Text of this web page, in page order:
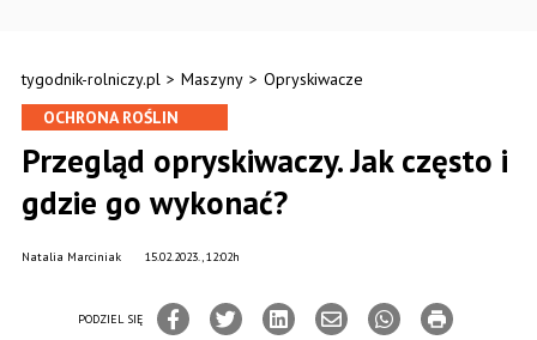
tygodnik-rolniczy.pl > Maszyny > Opryskiwacze
OCHRONA ROŚLIN
Przegląd opryskiwaczy. Jak często i
gdzie go wykonać?
15.02.2023., 12:02h
Natalia Marciniak
PODZIEL SIĘ